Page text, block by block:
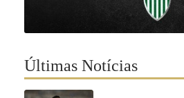
Últimas Notícias